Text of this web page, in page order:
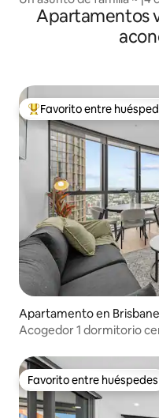
coches/piscina!
Apartamentos
Favorito entre huéspedes
Favorito entre
Apartamento en Brisbane
Acogedor 1 dormitorio
Favorito entre huéspedes
Favorito entre huéspedes